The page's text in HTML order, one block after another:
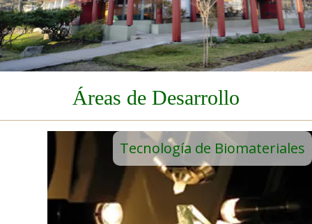
Áreas de Desarrollo
Tecnología de Biomateriales